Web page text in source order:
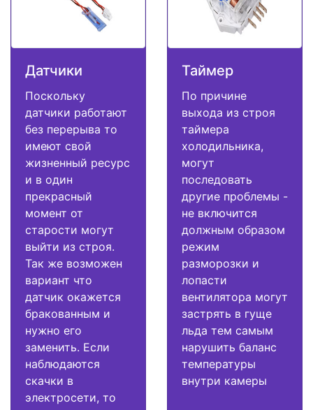
Датчики
Поскольку
датчики работают
без перерыва то
имеют свой
жизненный ресурс
и в один
прекрасный
момент от
старости могут
выйти из строя.
Так же возможен
вариант что
датчик окажется
бракованным и
нужно его
заменить. Если
наблюдаются
скачки в
электросети, то
Таймер
По причине
выхода из строя
таймера
холодильника,
могут
последовать
другие проблемы -
не включится
должным образом
режим
разморозки и
лопасти
вентилятора могут
застрять в гуще
льда тем самым
нарушить баланс
температуры
внутри камеры